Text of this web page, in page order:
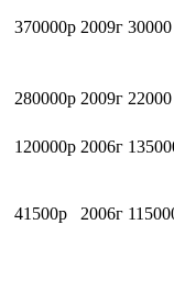
370000р 2009г
280000р 2009г
120000р 2006г
41500р 2006г